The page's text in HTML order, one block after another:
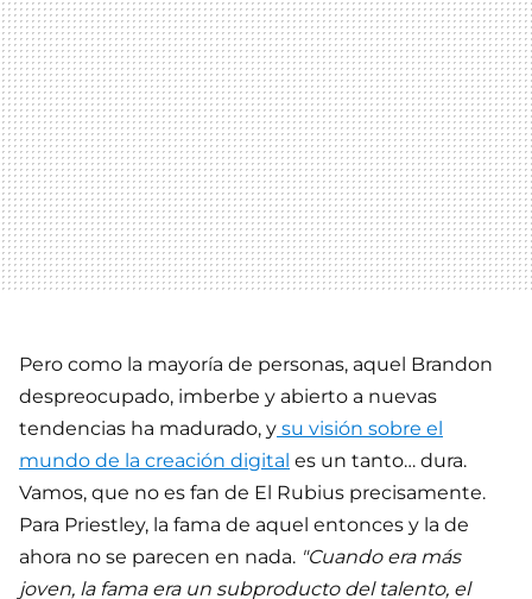
Pero como la mayoría de personas, aquel Brandon
despreocupado, imberbe y abierto a nuevas
tendencias ha madurado, y su visión sobre el
mundo de la creación digital es un tanto… dura.
Vamos, que no es fan de El Rubius precisamente.
Para Priestley, la fama de aquel entonces y la de
ahora no se parecen en nada. "Cuando era más
joven, la fama era un subproducto del talento, el